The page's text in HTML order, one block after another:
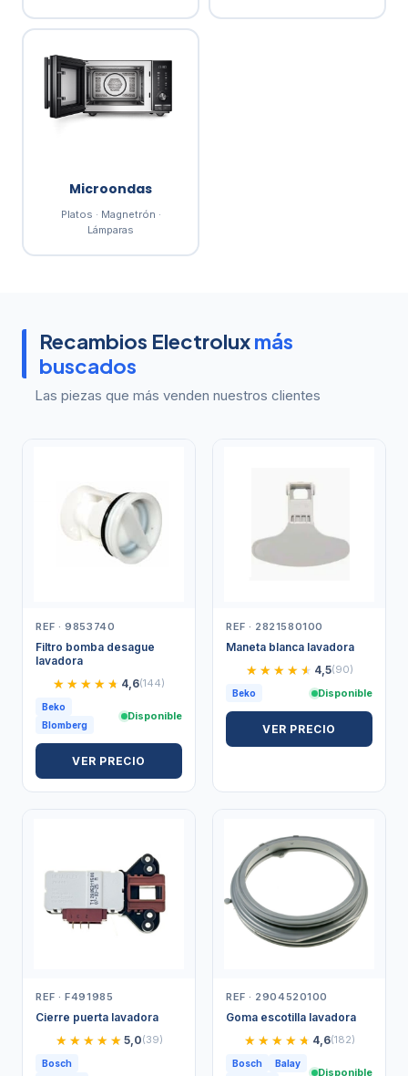
Microondas
Platos · Magnetrón ·
Lámparas
Recambios Electroluxmás
buscados
Las piezas que más venden nuestros clientes
REF · 9853740
Filtro bomba desague
lavadora
★★★★★
★★★★★ 4,6(144)
Beko
Blomberg
Disponible
VER PRECIO
REF · 2821580100
Maneta blanca lavadora
★★★★★
★★★★★ 4,5(90)
Beko Disponible
VER PRECIO
REF · F491985
Cierre puerta lavadora
★★★★★
★★★★★ 5,0(39)
Bosch
REF · 2904520100
Goma escotilla lavadora
★★★★★
★★★★★ 4,6(182)
Bosch Balay
Disponible